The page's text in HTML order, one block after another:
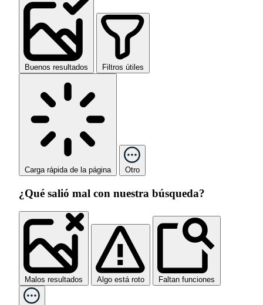
Buenos resultados Filtros útiles
Carga rápida de la página Otro
¿Qué salió mal con nuestra búsqueda?
Malos resultados Algo está roto Faltan funciones